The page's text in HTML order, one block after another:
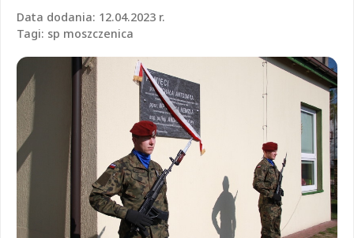
Data dodania: 12.04.2023 r.
Tagi: sp moszczenica